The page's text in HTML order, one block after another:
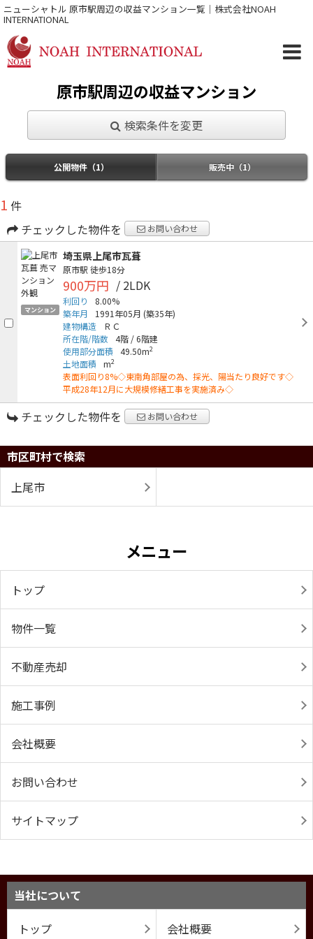
ニューシャトル 原市駅周辺の収益マンション一覧｜株式会社NOAH
INTERNATIONAL
原市駅周辺の収益マンション
検索条件を変更
公開物件（1） 販売中（1）
1 件
チェックした物件を
お問い合わせ
マンション
埼玉県上尾市瓦葺
原市駅 徒歩18分
900万円 / 2LDK
利回り
8.00%
築年月
1991年05月 (築35年)
建物構造
ＲＣ
所在階/階数 4階 /6階建
使用部分面積
49.50m2
土地面積 m2
表面利回り8%◇東南角部屋の為、採光、陽当たり良好です◇
平成28年12月に大規模修繕工事を実施済み◇
チェックした物件を お問い合わせ
市区町村で検索
上尾市
メニュー
トップ
物件一覧
不動産売却
施工事例
会社概要
お問い合わせ
サイトマップ
当社について
トップ
会社概要